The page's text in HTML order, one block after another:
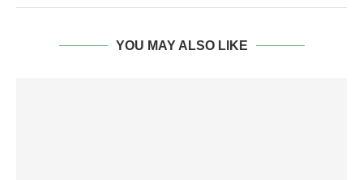
YOU MAY ALSO LIKE